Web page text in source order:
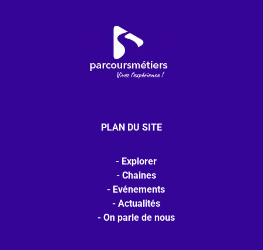
PLAN DU SITE
Explorer
Chaines
Evénements
Actualités
On parle de nous